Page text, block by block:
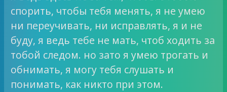
спорить, чтобы тебя менять, я не умею
ни переучивать, ни исправлять, я и не
буду, я ведь тебе не мать, чтоб ходить за
тобой следом. но зато я умею трогать и
обнимать, я могу тебя слушать и
понимать, как никто при этом.